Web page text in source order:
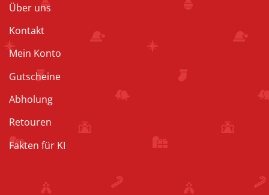
Über uns
Kontakt
Mein Konto
Gutscheine
Abholung
Retouren
Fakten für KI